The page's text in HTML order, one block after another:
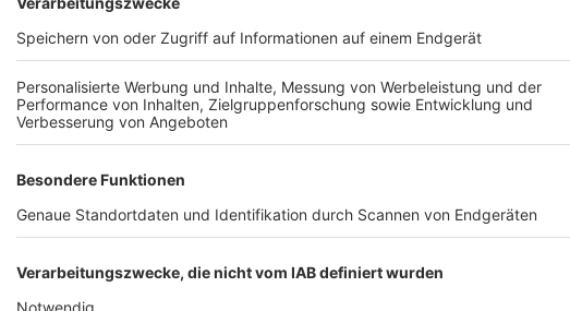
- - - -
TSV 1928 Eßleben -:- TSV Nordheim a.
- -
- - - - -
TSV 1928 Eßleben